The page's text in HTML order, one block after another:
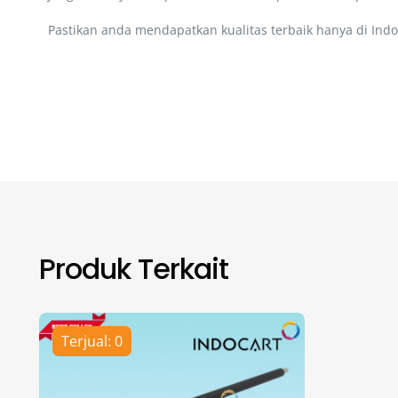
Pastikan anda mendapatkan kualitas terbaik hanya di
Produk Terkait
Terjual: 0